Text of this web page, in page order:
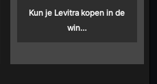
Kun je Levitra kopen in de
win…